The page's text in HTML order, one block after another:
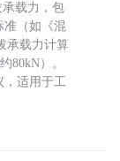
载力，包
准（如《混
承载力计算
80kN）。
，适用于工